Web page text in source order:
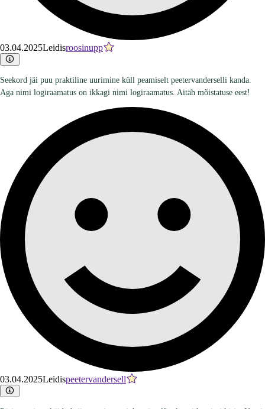
03.04.2025Leidisroosinupp
Seekord jäi puu praktiline uurimine küll peamiselt peetervanderselli kanda.
Aga nimi logiraamatus on ikkagi nimi logiraamatus. Aitäh mõistatuse eest!
03.04.2025Leidispeetervandersell